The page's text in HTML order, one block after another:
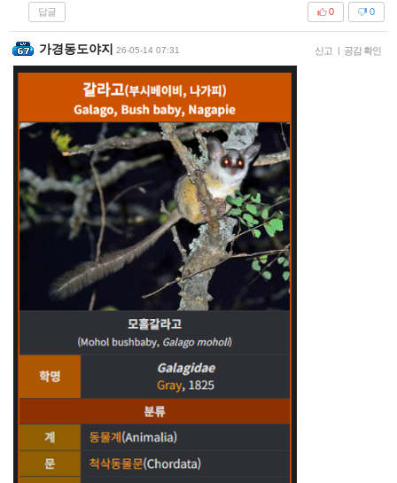
답글 0
0
가경동도야지 26-05-14 07:31 신고 | 공감 확인